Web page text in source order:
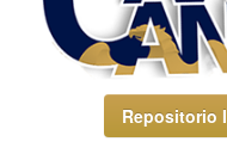
Repositorio